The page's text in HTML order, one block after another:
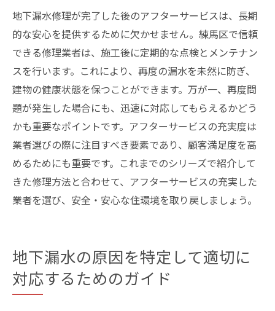
地下漏水修理が完了した後のアフターサービスは、長期
的な安心を提供するために欠かせません。練馬区で信頼
できる修理業者は、施工後に定期的な点検とメンテナン
スを行います。これにより、再度の漏水を未然に防ぎ、
建物の健康状態を保つことができます。万が一、再度問
題が発生した場合にも、迅速に対応してもらえるかどう
かも重要なポイントです。アフターサービスの充実度は
業者選びの際に注目すべき要素であり、顧客満足度を高
めるためにも重要です。これまでのシリーズで紹介して
きた修理方法と合わせて、アフターサービスの充実した
業者を選び、安全・安心な住環境を取り戻しましょう。
地下漏水の原因を特定して適切に
対応するためのガイド